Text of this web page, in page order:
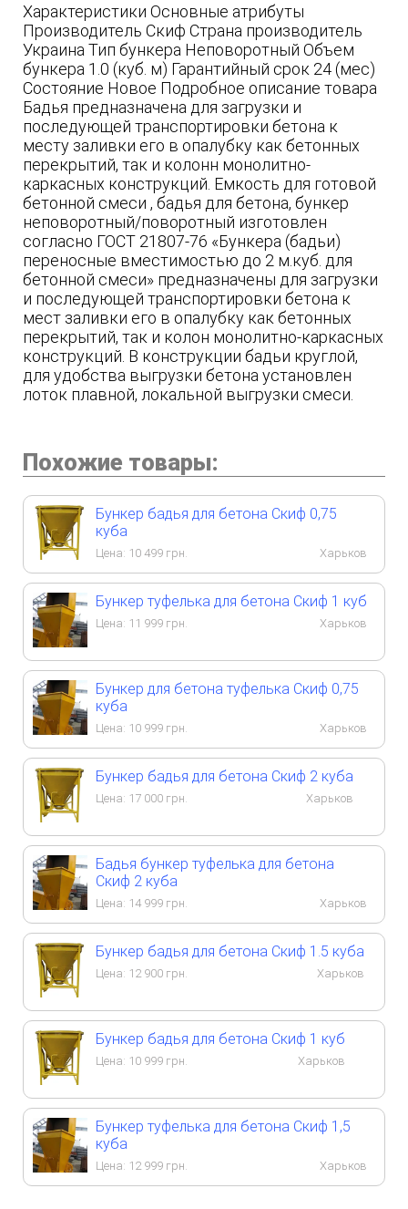
Характеристики Основные атрибуты
Производитель Скиф Страна производитель
Украина Тип бункера Неповоротный Объем
бункера 1.0 (куб. м) Гарантийный срок 24 (мес)
Состояние Новое Подробное описание товара
Бадья предназначена для загрузки и
последующей транспортировки бетона к
месту заливки его в опалубку как бетонных
перекрытий, так и колонн монолитно-
каркасных конструкций. Емкость для готовой
бетонной смеси , бадья для бетона, бункер
неповоротный/поворотный изготовлен
согласно ГОСТ 21807-76 «Бункера (бадьи)
переносные вместимостью до 2 м.куб. для
бетонной смеси» предназначены для загрузки
и последующей транспортировки бетона к
мест заливки его в опалубку как бетонных
перекрытий, так и колон монолитно-каркасных
конструкций. В конструкции бадьи круглой,
для удобства выгрузки бетона установлен
лоток плавной, локальной выгрузки смеси.
Похожие товары:
Бункер бадья для бетона Скиф 0,75
куба
Цена: 10 499 грн. Харьков
Бункер туфелька для бетона Скиф 1 куб
Цена: 11 999 грн. Харьков
Бункер для бетона туфелька Скиф 0,75
куба
Цена: 10 999 грн. Харьков
Бункер бадья для бетона Скиф 2 куба
Цена: 17 000 грн. Харьков
Бадья бункер туфелька для бетона
Скиф 2 куба
Цена: 14 999 грн. Харьков
Бункер бадья для бетона Скиф 1.5 куба
Цена: 12 900 грн. Харьков
Бункер бадья для бетона Скиф 1 куб
Цена: 10 999 грн. Харьков
Бункер туфелька для бетона Скиф 1,5
куба
Цена: 12 999 грн. Харьков